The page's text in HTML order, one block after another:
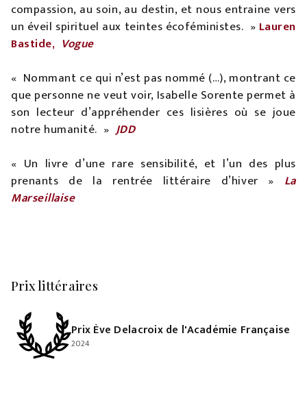
compassion, au soin, au destin, et nous entraine vers
un éveil spirituel aux teintes écoféministes. » Lauren
Bastide, Vogue
« Nommant ce qui n’est pas nommé (…), montrant ce
que personne ne veut voir, Isabelle Sorente permet à
son lecteur d’appréhender ces lisières où se joue
notre humanité. »JDD
« Un livre d’une rare sensibilité, et l’un des plus
prenants de la rentrée littéraire d’hiver » La
Marseillaise
Prix littéraires
Prix Ève Delacroix de l'Académie Française
2024